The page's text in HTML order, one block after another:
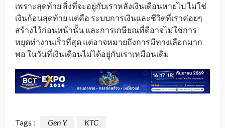
เพราะสุดท้าย สิ่งที่จะอยู่กับเราหลังเงินเดือนหายไป ไม่ใช่
เงินก้อนสุดท้าย แต่คือ ระบบการเงินและชีวิตที่เราค่อยๆ
สร้างไว้ก่อนหน้านั้น และการเกษียณที่ดีอาจไม่ใช่การ
หยุดทำงานเร็วที่สุด แต่อาจหมายถึงการมีทางเลือกมาก
พอ ในวันที่เงินเดือนไม่ได้อยู่กับเราเหมือนเดิม
Tags : Gen Y KTC